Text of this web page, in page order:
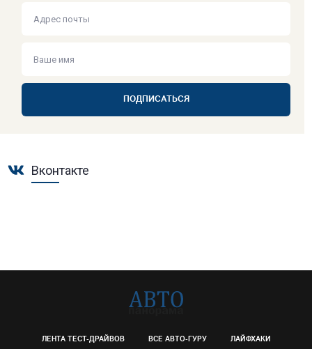
ПОДПИСАТЬСЯ
Вконтакте
ЛЕНТА ТЕСТ-ДРАЙВОВ ВСЕ АВТО-ГУРУ ЛАЙФХАКИ